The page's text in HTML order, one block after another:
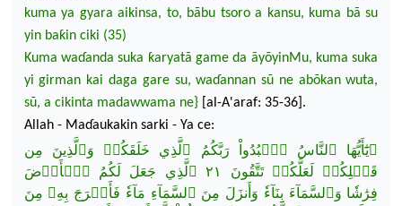
kuma ya gyara aikinsa, to, bãbu tsoro a kansu, kuma bã su
yin baƙin ciki (35)
Kuma waɗanda suka ƙaryatã game da ãyõyinMu, kuma suka
yi girman kai daga gare su, waɗannan sũ ne abõkan wuta,
sũ, a cikinta madawwama ne}[al-A'araf: 35-36].
Allah - Maɗaukakin sarki - Ya ce:
﴿يَٰٓأَيُّهَا ٱلنَّاسُ ٱعۡبُدُواْ رَبَّكُمُ ٱلَّذِي خَلَقَكُمۡ وَٱلَّذِينَ مِن
قَبۡلِكُمۡ لَعَلَّكُمۡ تَتَّقُونَ ٢١ ٱلَّذِي جَعَلَ لَكُمُ ٱلۡأَرۡضَ
فِرَٰشٗا وَٱلسَّمَآءَ بِنَآءٗ وَأَنزَلَ مِنَ ٱلسَّمَآءِ مَآءٗ فَأَخۡرَجَ بِهِۦ مِنَ